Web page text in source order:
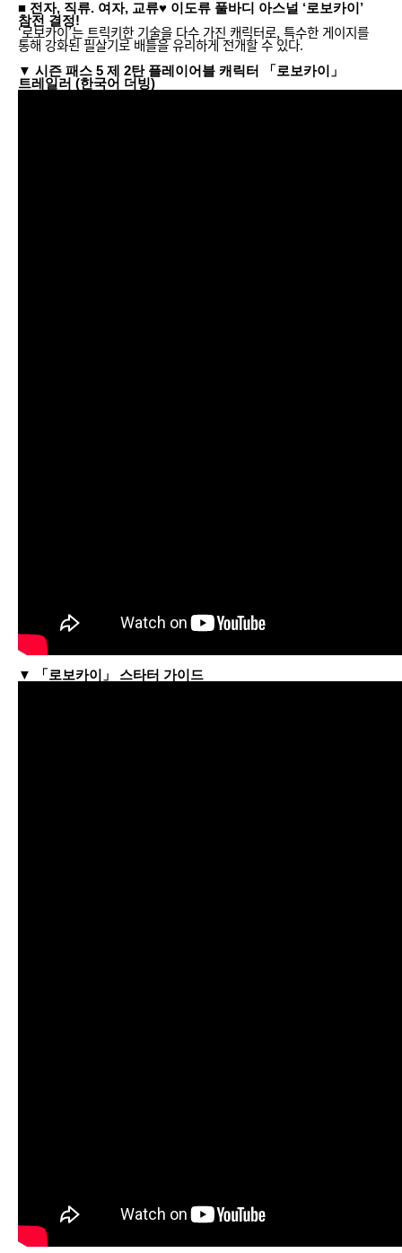
■ 전자, 직류. 여자, 교류♥ 이도류 풀바디 아스널 ‘로보카이’
참전 결정!
‘로보카이’는 트릭키한 기술을 다수 가진 캐릭터로, 특수한 게이지를
통해 강화된 필살기로 배틀을 유리하게 전개할 수 있다.
▼ 시즌 패스 5 제 2탄 플레이어블 캐릭터 「로보카이」
트레일러 (한국어 더빙)
▼ 「로보카이」 스타터 가이드